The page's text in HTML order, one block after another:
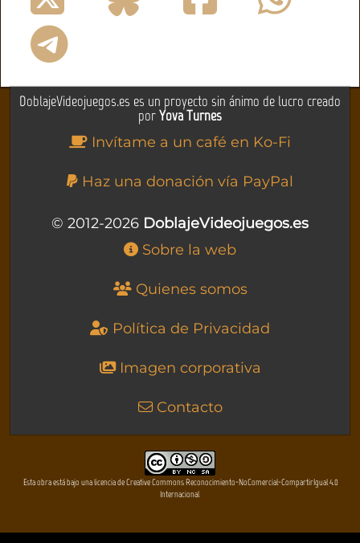
DoblajeVideojuegos.es es un proyecto sin ánimo de lucro creado
porYova Turnes
Invítame a un café en Ko-Fi
Haz una donación vía PayPal
© 2012-2026 DoblajeVideojuegos.es
Sobre la web
Quienes somos
Política de Privacidad
Imagen corporativa
Contacto
Esta obra está bajo una licencia de Creative Commons Reconocimiento-NoComercial-CompartirIgual 4.0
Internacional